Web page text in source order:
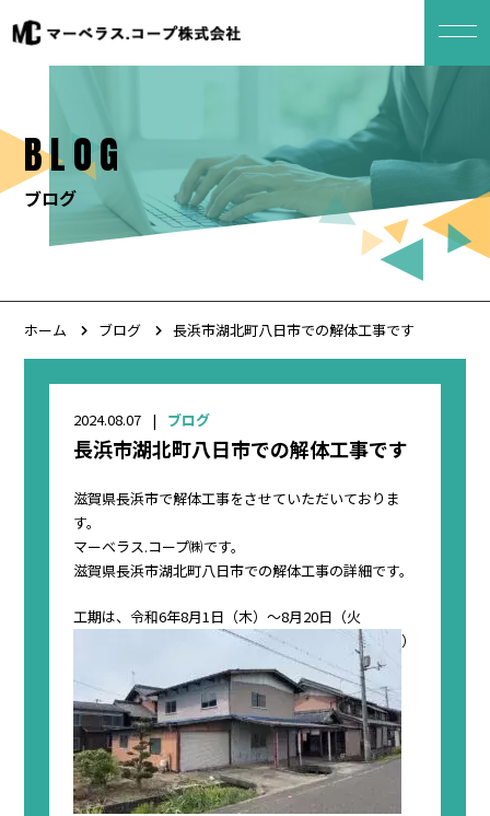
BLOG
ブログ
ホーム ブログ 長浜市湖北町八日市での解体工事です
2024.08.07 ブログ
長浜市湖北町八日市での解体工事です
滋賀県長浜市で解体工事をさせていただいておりま
す。
マーベラス.コープ㈱です。
滋賀県長浜市湖北町八日市での解体工事の詳細です。
工期は、令和6年8月1日（木）〜8月20日（火
）